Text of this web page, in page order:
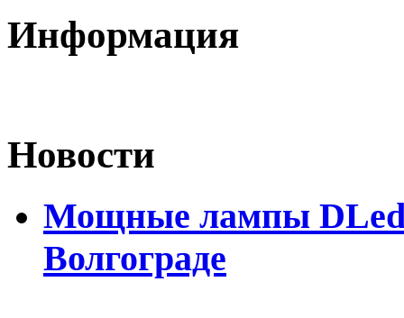
Информация
Новости
Мощные лампы DLed
Волгограде